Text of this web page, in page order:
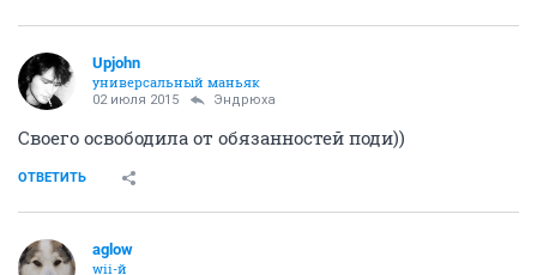
Upjohn
универсальный маньяк
02 июля 2015 Эндрюха
Своего освободила от обязанностей поди))
ОТВЕТИТЬ
aglow
wii-й